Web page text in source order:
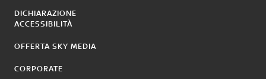
DICHIARAZIONE
ACCESSIBILITÀ
OFFERTA SKY MEDIA
CORPORATE